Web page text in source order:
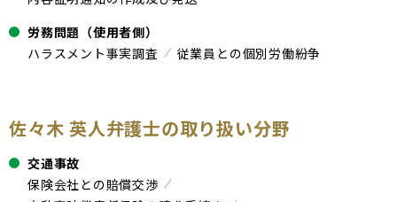
労務問題（使用者側）
ハラスメント事実調査
従業員との個別労働紛争
佐々木 英人弁護士の取り扱い分野
交通事故
保険会社との賠償交渉